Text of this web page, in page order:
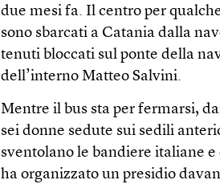
due mesi fa. Il centro per
sono sbarcati a Catania dalla
tenuti bloccati sul ponte della
dell’interno Matteo Salvini.
Mentre il bus sta per fermarsi,
sei donne sedute sui sedili
sventolano le bandiere italiane
ha organizzato un presidio